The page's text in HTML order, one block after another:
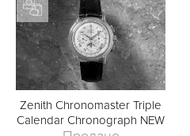
Zenith Chronomaster Triple
Calendar Chronograph NEW